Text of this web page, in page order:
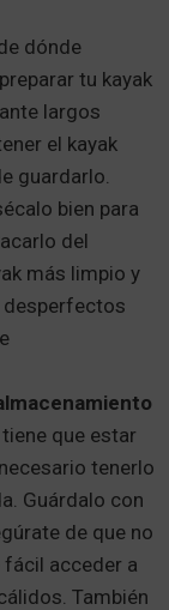
dónde
tu kayak
largos
el kayak
guardarlo.
bien para
del
más limpio y
desperfectos
que estar
tenerlo
Guárdalo con
de que no
acceder a
También